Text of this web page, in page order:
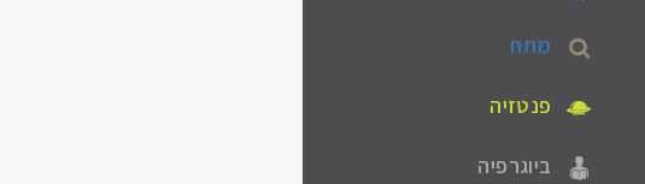
מתח
פנטזיה
ביוגרפיה